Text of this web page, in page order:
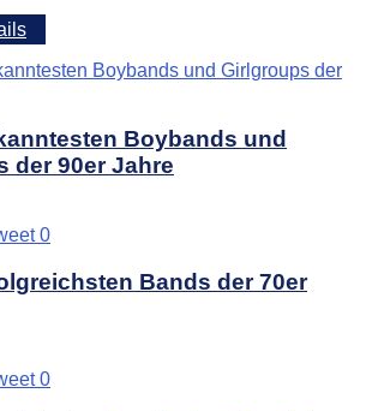
Boybands und
der 90er Jahre
0
Bands der 70er
0